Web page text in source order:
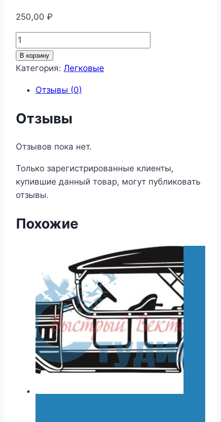
250,00 ₽
Количество
товара
Легковые
В корзину
Категория: Легковые
Отзывы (0)
Отзывы
Отзывов пока нет.
Только зарегистрированные клиенты,
купившие данный товар, могут публиковать
отзывы.
Похожие